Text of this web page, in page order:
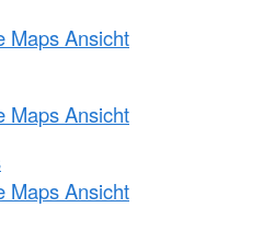
Maps Ansicht
Maps Ansicht
Maps Ansicht